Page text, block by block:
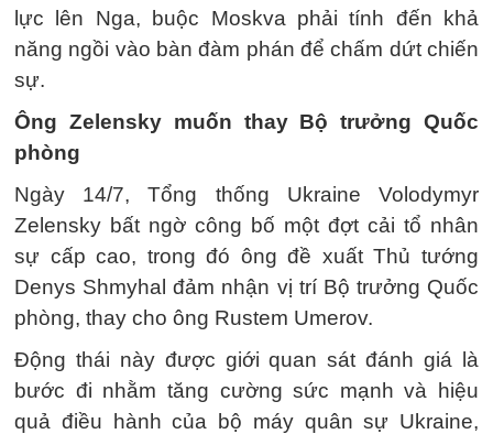
lực lên Nga, buộc Moskva phải tính đến khả
năng ngồi vào bàn đàm phán để chấm dứt chiến
sự.
Ông Zelensky muốn thay Bộ trưởng Quốc
phòng
Ngày 14/7, Tổng thống Ukraine Volodymyr
Zelensky bất ngờ công bố một đợt cải tổ nhân
sự cấp cao, trong đó ông đề xuất Thủ tướng
Denys Shmyhal đảm nhận vị trí Bộ trưởng Quốc
phòng, thay cho ông Rustem Umerov.
Động thái này được giới quan sát đánh giá là
bước đi nhằm tăng cường sức mạnh và hiệu
quả điều hành của bộ máy quân sự Ukraine,